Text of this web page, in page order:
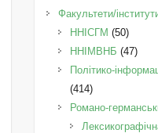
Факультети/
ННІСГМ (50)
ННІМВНБ (47)
Політико-
(414)
Романо-